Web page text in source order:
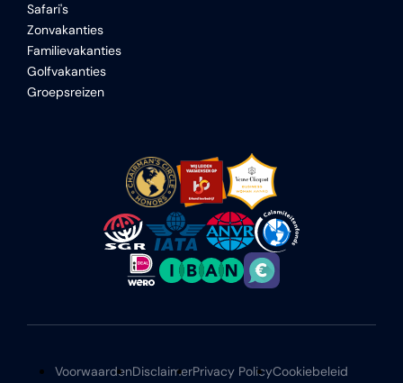
Safari's
Zonvakanties
Familievakanties
Golfvakanties
Groepsreizen
VoorwaardenDisclaimerPrivacy PolicyCookiebeleid